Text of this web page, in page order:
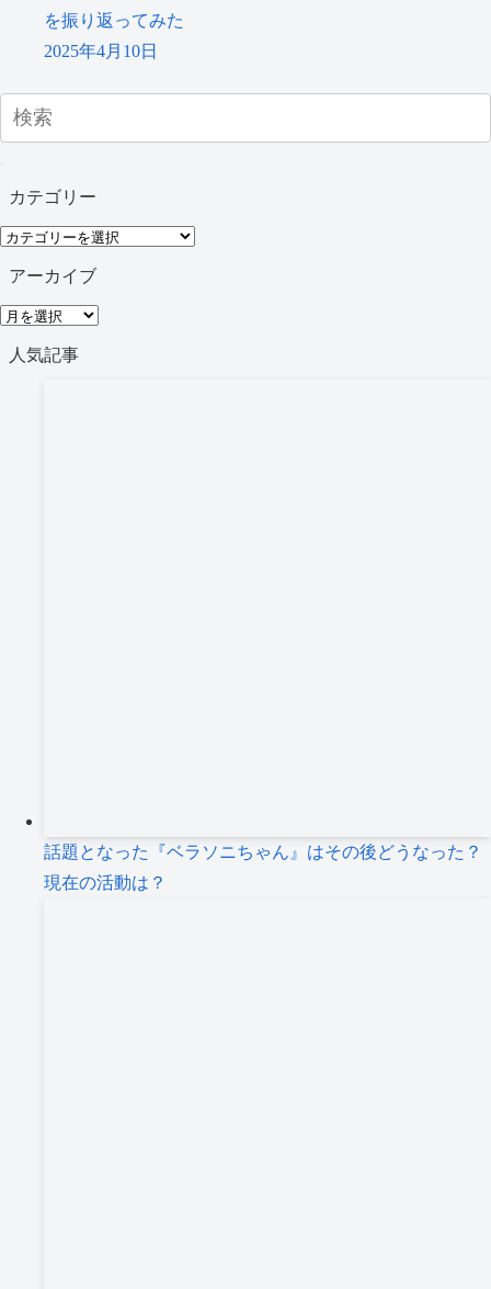
を振り返ってみた
2025年4月10日
カテゴリー
カ
テ
リ
ー
アーカイブ
ア
人気記事
話題となった『ベラソニちゃん』はその後どうなった？
現在の活動は？